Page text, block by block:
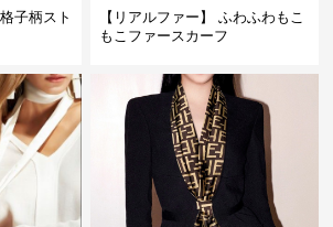
子柄スト
【リアルファー】 ふわふわもこ
もこファースカーフ